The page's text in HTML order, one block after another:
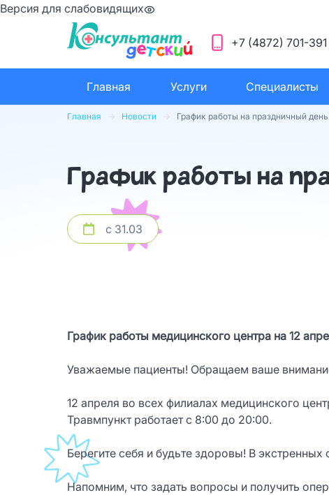
Версия для слабовидящих
+7 (4872) 701-391
Главная Услуги Специалисты
Главная Новости График работы на праздничный день
График работы на
с 31.03
График работы медицинского центра на 12
Уважаемые пациенты! Обращаем ваше
12 апреля во всех филиалах медицинского
Травмпункт работает с 8:00 до 20:00.
Берегите себя и будьте здоровы! В
Напомним, что задать вопросы и получить